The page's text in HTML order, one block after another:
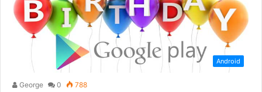
Android
George 0 788